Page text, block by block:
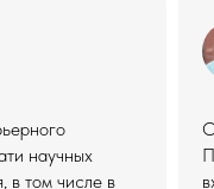
научных
в том числе в